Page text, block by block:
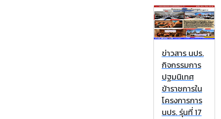
ข่าวสาร นปร.
กิจกรรมการ
ปฐมนิเทศ
ข้าราชการใน
โครงการการ
นปร. รุ่นที่ 17